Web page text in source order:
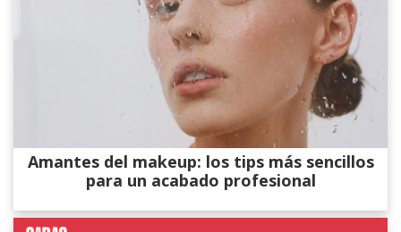
Amantes del makeup: los tips más sencillos
para un acabado profesional